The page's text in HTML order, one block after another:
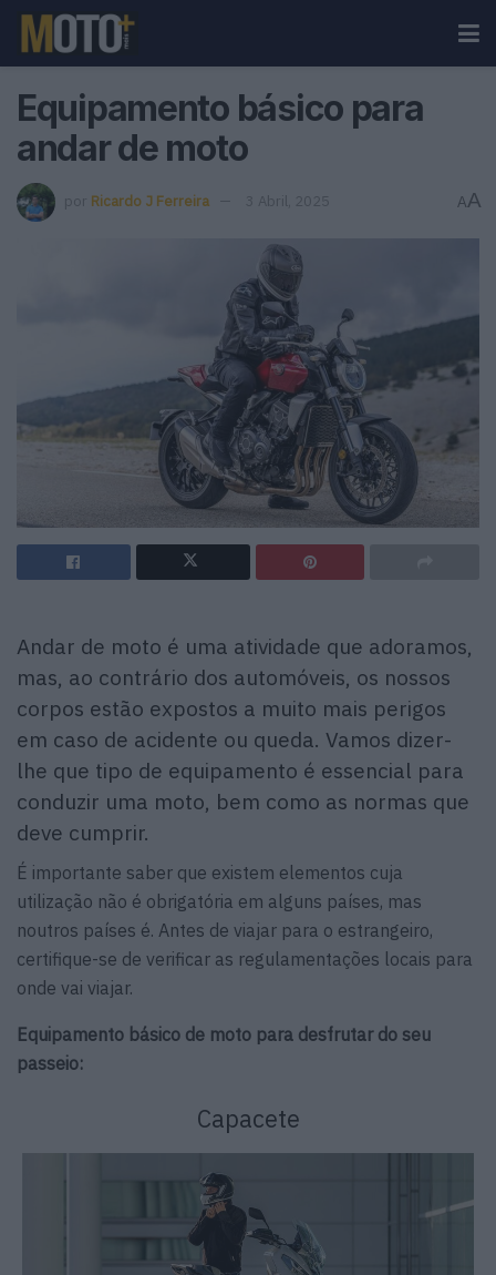
Equipamento básico para
andar de moto
por Ricardo J Ferreira 3 Abril, 2025 AA
Andar de moto é uma atividade que adoramos,
mas, ao contrário dos automóveis, os nossos
corpos estão expostos a muito mais perigos
em caso de acidente ou queda. Vamos dizer-
lhe que tipo de equipamento é essencial para
conduzir uma moto, bem como as normas que
deve cumprir.
É importante saber que existem elementos cuja
utilização não é obrigatória em alguns países, mas
noutros países é. Antes de viajar para o estrangeiro,
certifique-se de verificar as regulamentações locais para
onde vai viajar.
Equipamento básico de moto para desfrutar do seu
passeio:
Capacete